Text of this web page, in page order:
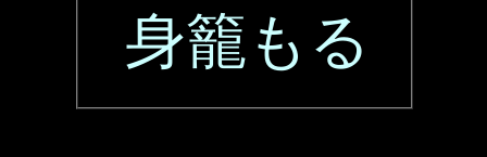
身籠もる